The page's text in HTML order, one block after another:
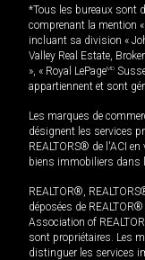
*Tous les bureaux sont
comprenant la mention
incluant sa division «
Valley Real Estate,
», « Royal LePageMD
appartiennent et sont
Les marques de
désignent les services
REALTORS® de l'ACI
biens immobiliers dans
REALTOR®,
déposées de
Association of
sont propriétaires. Les
distinguer les services